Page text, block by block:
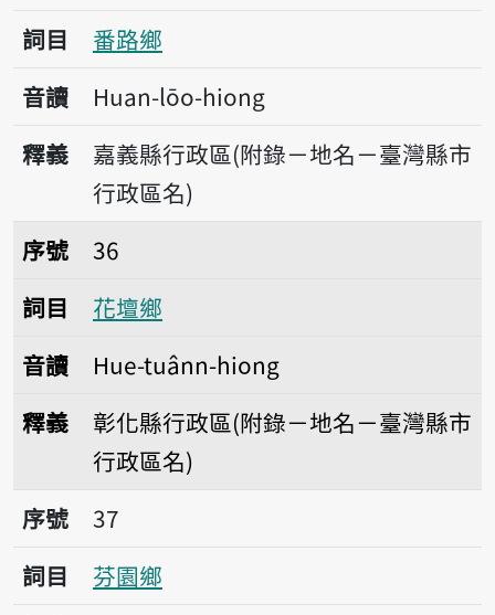
詞目
番路鄉
音讀
Huan-lōo-hiong
釋義
嘉義縣行政區(附錄－地名－臺灣縣市
行政區名)
序號36花壇鄉
序號
36
詞目
花壇鄉
音讀
Hue-tuânn-hiong
釋義
彰化縣行政區(附錄－地名－臺灣縣市
行政區名)
序號37芬園鄉
序號
37
詞目
芬園鄉